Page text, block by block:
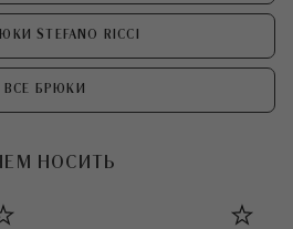
STEFANO RICCI
ВСЕ БРЮКИ
НОСИТЬ